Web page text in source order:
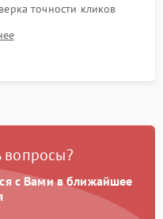
точности кликов
испытание прицела на
к отдаче и
вопросы?
с Вами в ближайшее